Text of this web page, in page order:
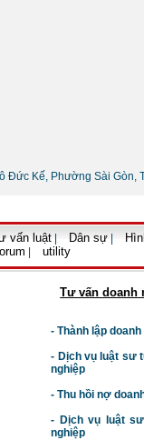
Đức Kế, Phường Sài Gòn,
vấn luật Dân sự
utility
Tư vấn doanh
- Thành lập
- Dịch vụ luật sư t
nghiệp
- Thu hồi nợ
- Dịch vụ luật
nghiệp